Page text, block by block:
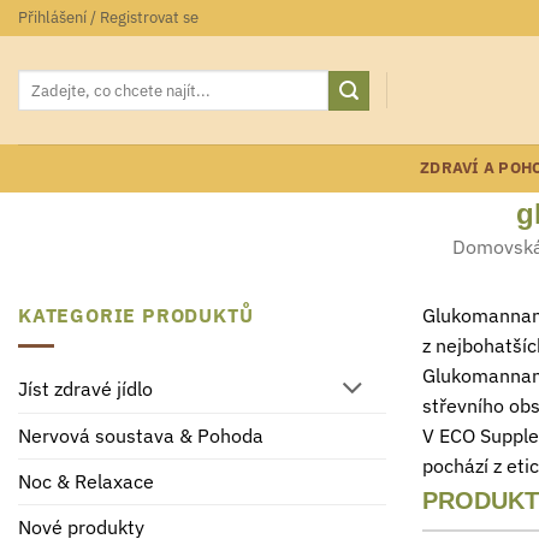
Přeskočit
na
obsah
Přihlášení / Registrovat se
Hledat:
ZDRAVÍ A
KATEGORIE PRODUKTŮ
Jíst zdravé jídlo
Nervová soustava & Pohoda
Noc & Relaxace
Nové produkty
z
střevního
V ECO
pochází z